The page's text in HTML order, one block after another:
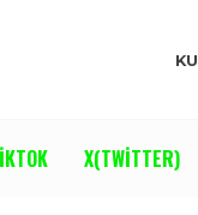
X(TWITTER)